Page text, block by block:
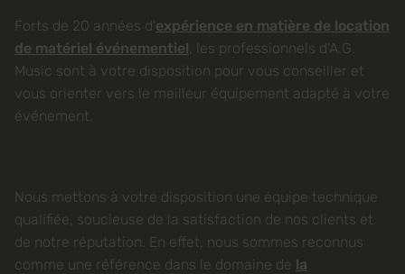
Forts de 20 années d'expérience en matière de location
de matériel événementiel, les professionnels d'A.G.
Music sont à votre disposition pour vous conseiller et
vous orienter vers le meilleur équipement adapté à votre
événement.
Nous mettons à votre disposition une équipe technique
qualifiée, soucieuse de la satisfaction de nos clients et
de notre réputation. En effet, nous sommes reconnus
comme une référence dans le domaine de la